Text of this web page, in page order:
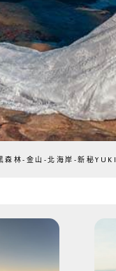
林-金山-北海岸-新秘YUKI